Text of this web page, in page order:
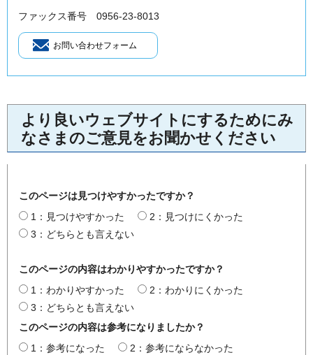
ファックス番号 0956‐23‐8013
より良いウェブサイトにするためにみ
なさまのご意見をお聞かせください
このページは見つけやすかったですか？
1：見つけやすかった
2：見つけにくかった
3：どちらとも言えない
このページの内容はわかりやすかったですか？
1：わかりやすかった
2：わかりにくかった
3：どちらとも言えない
このページの内容は参考になりましたか？
1：参考になった
2：参考にならなかった